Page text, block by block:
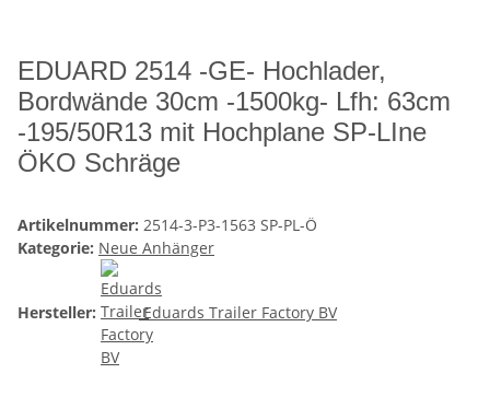
EDUARD 2514 -GE- Hochlader,
Bordwände 30cm -1500kg- Lfh: 63cm
-195/50R13 mit Hochplane SP-LIne
ÖKO Schräge
Artikelnummer: 2514-3-P3-1563 SP-PL-Ö
Kategorie: Neue Anhänger
Hersteller: Eduards Trailer Factory BV